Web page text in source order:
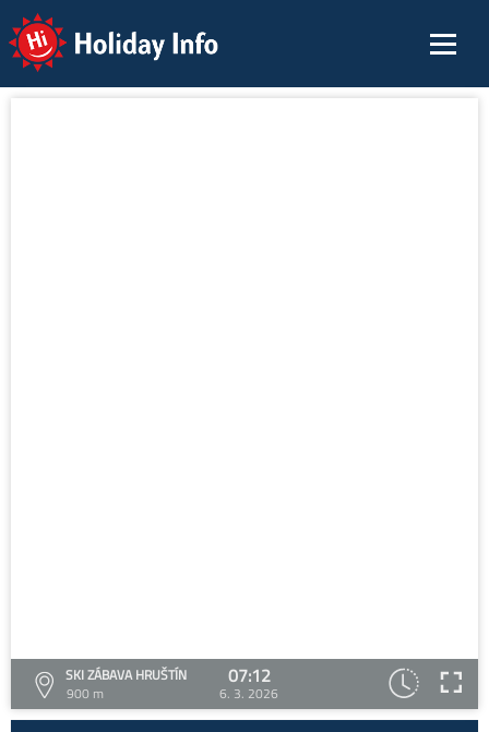
Holiday Info
SKI ZÁBAVA HRUŠTÍN
900 m
07:12
6. 3. 2026